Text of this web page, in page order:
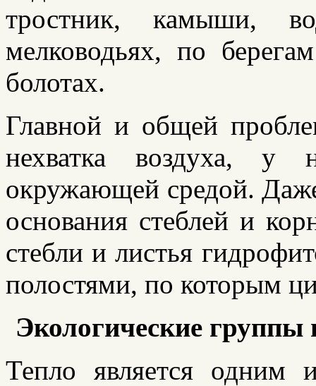
тростник, камыши,
мелководьях, по
болотах.
Главной и общей
нехватка воздуха, у
окружающей средой.
основания стеблей и
стебли и листья
полостями, по которым
Экологические
Тепло является одним